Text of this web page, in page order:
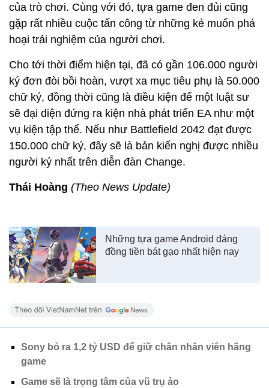
của trò chơi. Cùng với đó, tựa game đen đủi cũng
gặp rất nhiều cuộc tấn công từ những kẻ muốn phá
hoại trải nghiệm của người chơi.
Cho tới thời điểm hiện tại, đã có gần 106.000 người
ký đơn đòi bồi hoàn, vượt xa mục tiêu phụ là 50.000
chữ ký, đồng thời cũng là điều kiện để một luật sư
sẽ đại diện đứng ra kiện nhà phát triển EA như một
vụ kiện tập thể. Nếu như Battlefield 2042 đạt được
150.000 chữ ký, đây sẽ là bản kiến nghị được nhiều
người ký nhất trên diễn đàn Change.
Thái Hoàng (Theo News Update)
Những tựa game Android đáng
đồng tiền bát gạo nhất hiện nay
Sony bỏ ra 1,2 tỷ USD để giữ chân nhân viên hãng
game
Game sẽ là trọng tâm của vũ trụ ảo